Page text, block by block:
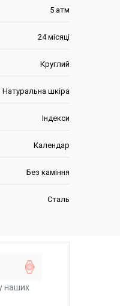
5 атм
24 місяці
Круглий
Натуральна шкіра
Індекси
Календар
Без каміння
Сталь
наших